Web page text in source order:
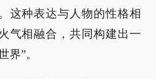
这种表达与人物的性格相
气相融合，共同构建出一
界”。